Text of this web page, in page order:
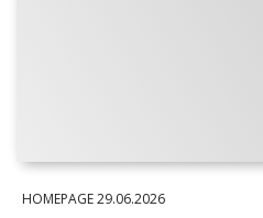
HOMEPAGE29.06.2026